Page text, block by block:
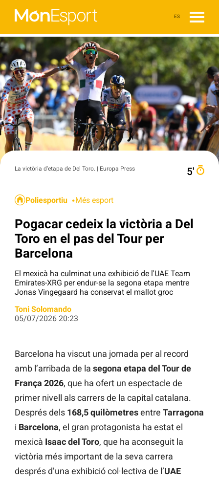
ES
La victòria d'etapa de Del Toro. | Europa Press 5′
Poliesportiu Més esport
Pogacar cedeix la victòria a Del
Toro en el pas del Tour per
Barcelona
El mexicà ha culminat una exhibició de l'UAE Team
Emirates-XRG per endur-se la segona etapa mentre
Jonas Vingegaard ha conservat el mallot groc
Toni Solomando
05/07/2026 20:23
Barcelona ha viscut una jornada per al record
amb l’arribada de la segona etapa del Tour de
França 2026, que ha ofert un espectacle de
primer nivell als carrers de la capital catalana.
Després dels 168,5 quilòmetresentre Tarragona
i Barcelona, el gran protagonista ha estat el
mexicà Isaac del Toro, que ha aconseguit la
victòria més important de la seva carrera
després d’una exhibició col·lectiva de l’UAE